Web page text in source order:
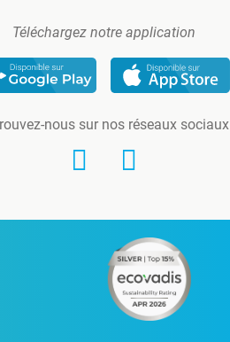
Téléchargez notre application
nous sur nos réseaux sociaux